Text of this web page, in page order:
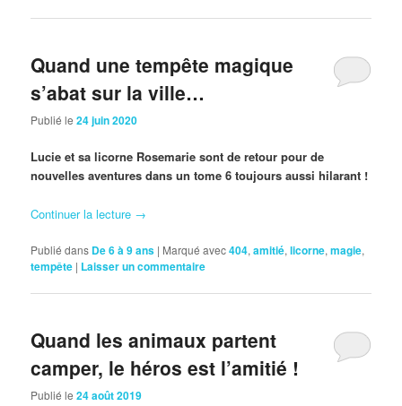
Quand une tempête magique
s’abat sur la ville…
Publié le24 juin 2020
Lucie et sa licorne Rosemarie sont de retour pour de
nouvelles aventures dans un tome 6 toujours aussi hilarant !
Continuer la lecture →
Publié dans De 6 à 9 ans | Marqué avec404,amitié,licorne,magie,
tempête | Laisser un commentaire
Quand les animaux partent
camper, le héros est l’amitié !
Publié le24 août 2019